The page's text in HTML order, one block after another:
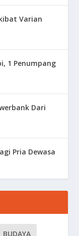
Varian
1 Penumpang
Dari
Pria Dewasa
BUDAYA